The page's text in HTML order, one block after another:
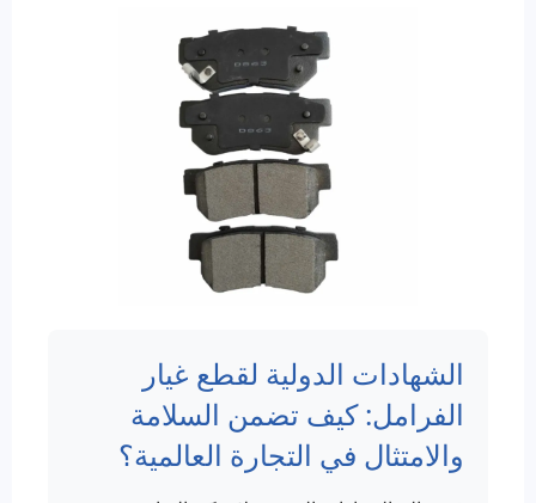
الشهادات الدولية لقطع غيار
الفرامل: كيف تضمن السلامة
والامتثال في التجارة العالمية؟